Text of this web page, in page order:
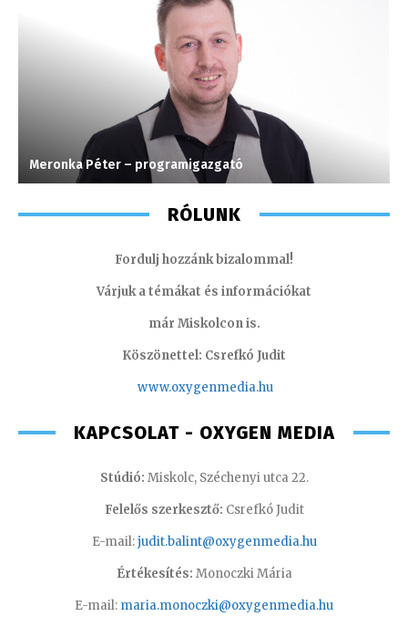
Meronka Péter – programigazgató
RÓLUNK
Fordulj hozzánk bizalommal!
Várjuk a témákat és információkat
már Miskolcon is.
Köszönettel: Csrefkó Judit
www.oxygenmedia.hu
KAPCSOLAT - OXYGEN MEDIA
Stúdió: Miskolc, Széchenyi utca 22.
Felelős szerkesztő: Csrefkó Judit
E-mail:judit.balint@oxygenmedia.hu
Értékesítés: Monoczki Mária
E-mail: maria.monoczki@oxygenmedia.hu